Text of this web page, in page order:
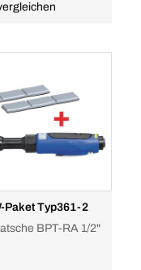
Paket Typ361-2
BPT-RA 1/2"